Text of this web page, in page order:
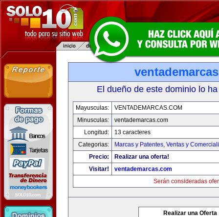
El dueño de este dominio lo
Mayusculas:
VENTADEMARCAS.COM
Minusculas:
ventademarcas.com
Longitud:
13 caracteres
Categorias:
Marcas y Patentes, Ventas y
Precio:
Realizar una oferta!
Visitar!
ventademarcas.com
Serán consideradas
Realizar una Oferta